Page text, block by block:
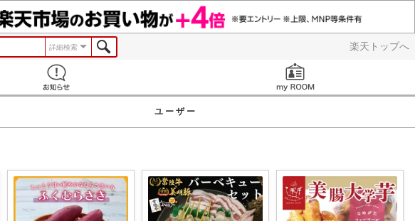
楽天トップへ
詳細検索
ユーザー